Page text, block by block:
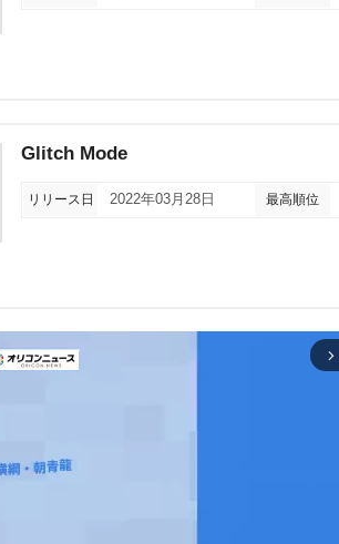
Glitch Mode
リリース日 2022年03月28日 最高順位
arrow_forward_ios